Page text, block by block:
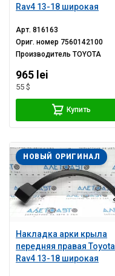
Rav4 13-18 широкая
Арт.816163
Ориг. номер 7560142100
ПроизводительTOYOTA
965 lei
55 $
Купить
Накладка арки крыла
передняя правая Toyota
Rav4 13-18 широкая
НОВЫЙ ОРИГИНАЛ